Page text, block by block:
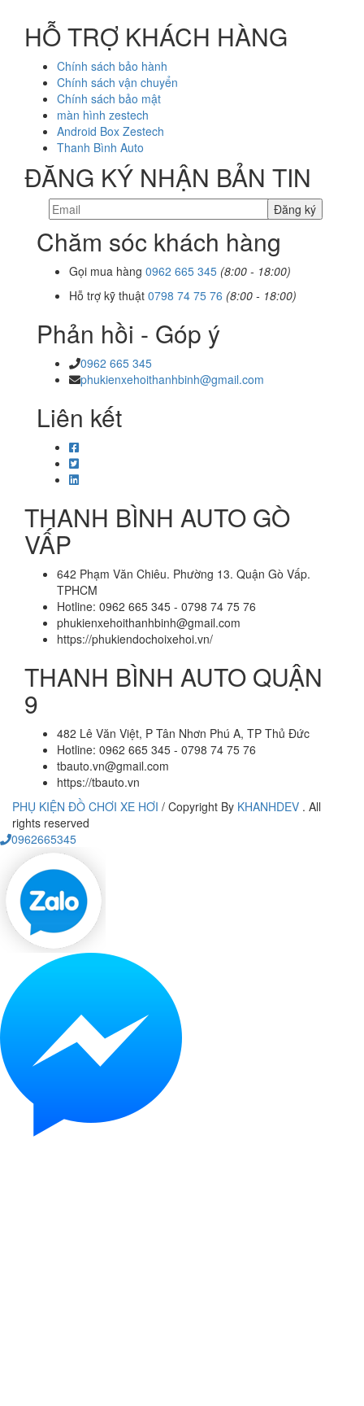
HỖ TRỢ KHÁCH HÀNG
Chính sách bảo hành
Chính sách vận chuyển
Chính sách bảo mật
màn hình zestech
Android Box Zestech
Thanh Bình Auto
ĐĂNG KÝ NHẬN BẢN TIN
Chăm sóc khách hàng
Gọi mua hàng 0962 665 345 (8:00 - 18:00)
Hỗ trợ kỹ thuật 0798 74 75 76 (8:00 - 18:00)
Phản hồi - Góp ý
0962 665 345
phukienxehoithanhbinh@gmail.com
Liên kết
THANH BÌNH AUTO GÒ
VẤP
642 Phạm Văn Chiêu. Phường 13. Quận Gò Vấp.
TPHCM
Hotline: 0962 665 345 - 0798 74 75 76
phukienxehoithanhbinh@gmail.com
https://phukiendochoixehoi.vn/
THANH BÌNH AUTO QUẬN
9
482 Lê Văn Việt, P Tân Nhơn Phú A, TP Thủ Đức
Hotline: 0962 665 345 - 0798 74 75 76
tbauto.vn@gmail.com
https://tbauto.vn
PHỤ KIỆN ĐỒ CHƠI XE HƠI / Copyright By KHANHDEV . All
rights reserved
0962665345